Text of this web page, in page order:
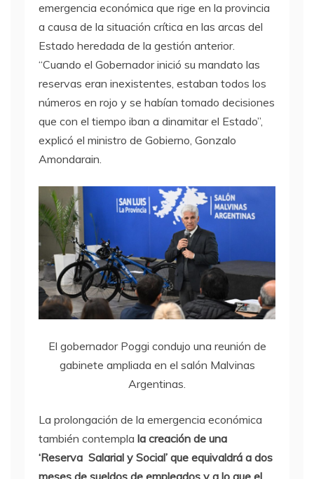
emergencia económica que rige en la provincia
a causa de la situación crítica en las arcas del
Estado heredada de la gestión anterior.
“Cuando el Gobernador inició su mandato las
reservas eran inexistentes, estaban todos los
números en rojo y se habían tomado decisiones
que con el tiempo iban a dinamitar el Estado”,
explicó el ministro de Gobierno, Gonzalo
Amondarain.
El gobernador Poggi condujo una reunión de
gabinete ampliada en el salón Malvinas
Argentinas.
La prolongación de la emergencia económica
también contempla la creación de una
‘Reserva Salarial y Social’ que equivaldrá a dos